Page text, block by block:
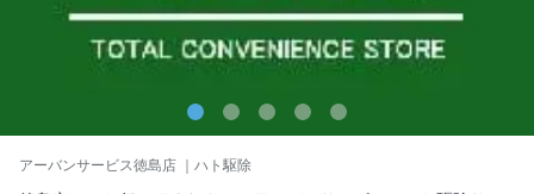
アーバンサービス徳島店 ｜ハト駆除